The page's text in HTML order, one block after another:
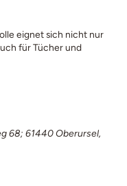
eignet sich nicht nur
für Tücher und
68; 61440 Oberursel,